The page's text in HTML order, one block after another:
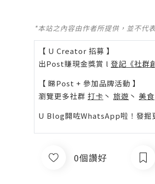
*本站之內容由作者所提供，並不代
【 U Creator 招募 】
出Post賺現金獎賞 l 登記《社群
【 睇Post + 參加品牌活動 】
瀏覽更多社群 打卡 丶 旅遊 丶 美食
U Blog開咗WhatsApp啦！發掘
0個讚好